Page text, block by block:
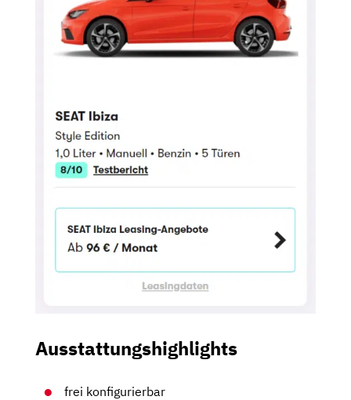
Ausstattungshighlights
frei konfigurierbar